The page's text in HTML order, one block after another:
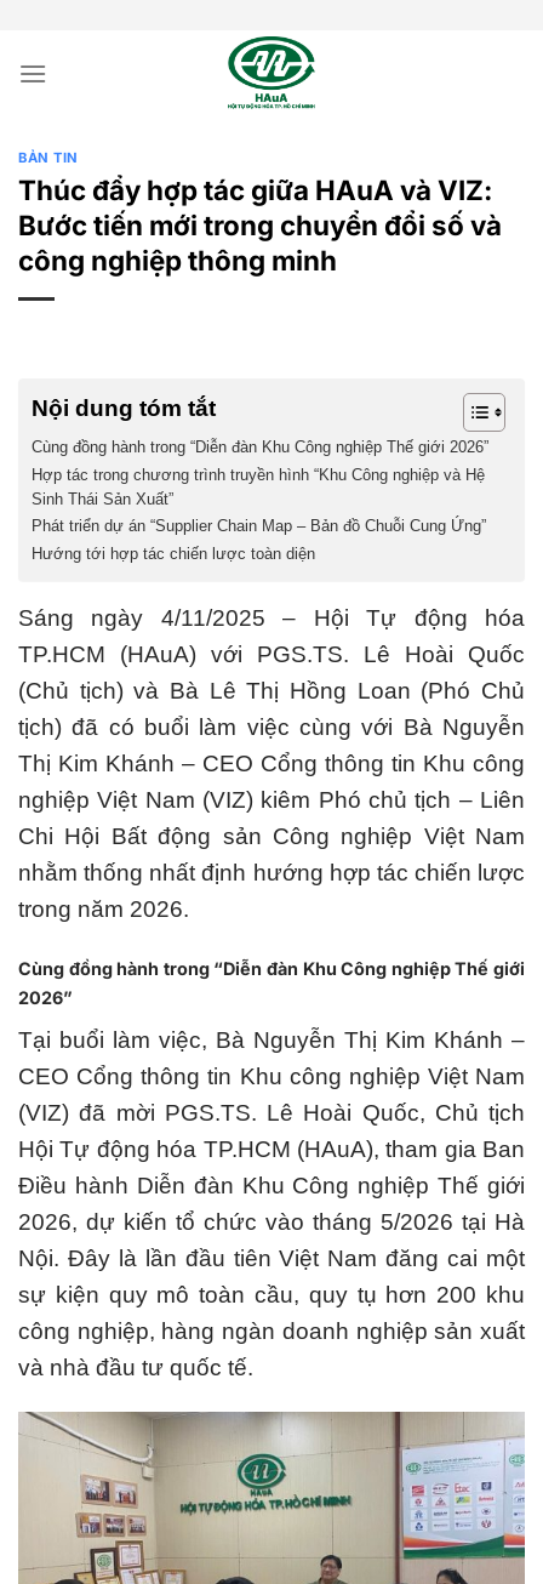
nội
BẢN TIN
Thúc đẩy hợp tác giữa HAuA và VIZ:
Bước tiến mới trong chuyển đổi số và
công nghiệp thông minh
Nội dung tóm tắt
Cùng đồng hành trong “Diễn đàn Khu Công nghiệp Thế giới 2026”
Hợp tác trong chương trình truyền hình “Khu Công nghiệp và Hệ
Sinh Thái Sản Xuất”
Phát triển dự án “Supplier Chain Map – Bản đồ Chuỗi Cung Ứng”
Hướng tới hợp tác chiến lược toàn diện
Sáng ngày 4/11/2025 – Hội Tự động hóa
TP.HCM (HAuA) với PGS.TS. Lê Hoài Quốc
(Chủ tịch) và Bà Lê Thị Hồng Loan (Phó Chủ
tịch) đã có buổi làm việc cùng với Bà Nguyễn
Thị Kim Khánh – CEO Cổng thông tin Khu công
nghiệp Việt Nam (VIZ) kiêm Phó chủ tịch – Liên
Chi Hội Bất động sản Công nghiệp Việt Nam
nhằm thống nhất định hướng hợp tác chiến lược
trong năm 2026.
Cùng đồng hành trong “Diễn đàn Khu Công nghiệp Thế giới
2026”
Tại buổi làm việc, Bà Nguyễn Thị Kim Khánh –
CEO Cổng thông tin Khu công nghiệp Việt Nam
(VIZ) đã mời PGS.TS. Lê Hoài Quốc, Chủ tịch
Hội Tự động hóa TP.HCM (HAuA), tham gia Ban
Điều hành Diễn đàn Khu Công nghiệp Thế giới
2026, dự kiến tổ chức vào tháng 5/2026 tại Hà
Nội. Đây là lần đầu tiên Việt Nam đăng cai một
sự kiện quy mô toàn cầu, quy tụ hơn 200 khu
công nghiệp, hàng ngàn doanh nghiệp sản xuất
và nhà đầu tư quốc tế.